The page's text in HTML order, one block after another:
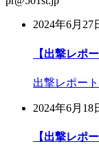
2024年6月27
【出撃レポ
出撃レポート
2024年6月18
【出撃レポ